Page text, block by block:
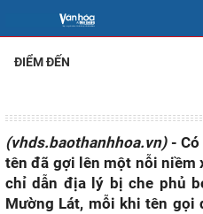
ĐIỂM ĐẾN
(vhds.baothanhhoa.vn)- Có
tên đã gợi lên một nỗi niềm
chỉ dẫn địa lý bị che phủ
Mường Lát, mỗi khi tên gọi